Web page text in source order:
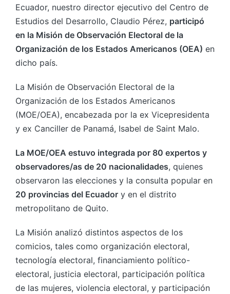
Ecuador, nuestro director ejecutivo del Centro de
Estudios del Desarrollo, Claudio Pérez, participó
en la Misión de Observación Electoral de la
Organización de los Estados Americanos (OEA) en
dicho país.
La Misión de Observación Electoral de la
Organización de los Estados Americanos
(MOE/OEA), encabezada por la ex Vicepresidenta
y ex Canciller de Panamá, Isabel de Saint Malo.
La MOE/OEA estuvo integrada por 80 expertos y
observadores/as de 20 nacionalidades, quienes
observaron las elecciones y la consulta popular en
20 provincias del Ecuador y en el distrito
metropolitano de Quito.
La Misión analizó distintos aspectos de los
comicios, tales como organización electoral,
tecnología electoral, financiamiento político-
electoral, justicia electoral, participación política
de las mujeres, violencia electoral, y participación